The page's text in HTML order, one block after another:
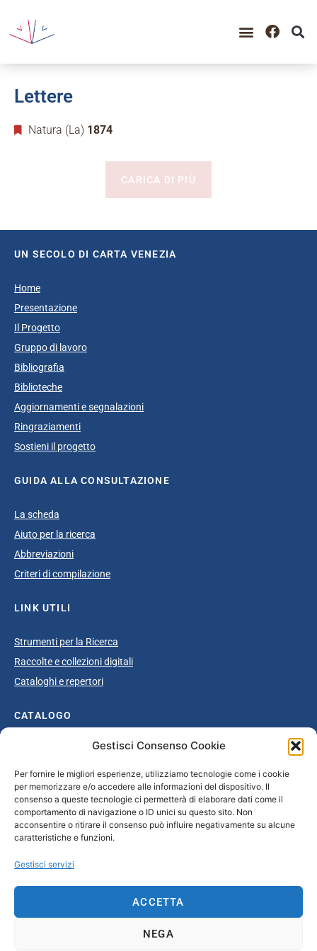
Gestisci Consenso Cookie
Per fornire le migliori esperienze, utilizziamo tecnologie come i cookie
per memorizzare e/o accedere alle informazioni del dispositivo. Il
consenso a queste tecnologie ci permetterà di elaborare dati come il
comportamento di navigazione o ID unici su questo sito. Non
acconsentire o ritirare il consenso può influire negativamente su alcune
caratteristiche e funzioni.
Gestisci servizi
ACCETTA
NEGA
Lettere
Natura (La) 1874
CARICA DI PIÙ
UN SECOLO DI CARTA VENEZIA
Home
Presentazione
Il Progetto
Gruppo di lavoro
Bibliografia
Biblioteche
Aggiornamenti e segnalazioni
Ringraziamenti
Sostieni il progetto
GUIDA ALLA CONSULTAZIONE
La scheda
Aiuto per la ricerca
Abbreviazioni
Criteri di compilazione
LINK UTILI
Strumenti per la Ricerca
Raccolte e collezioni digitali
Cataloghi e repertori
CATALOGO
Catalogo completo
Ottocento
Età giolittiana
Grande Guerra e dopoguerra
Fascismo
Secondo dopoguerra / Età repubblicana
info@unsecolodicartavenezia.it